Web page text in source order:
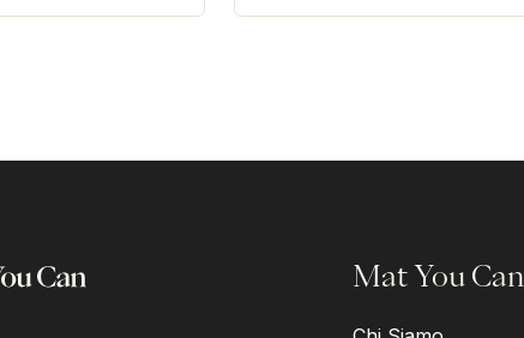
Mat You Can